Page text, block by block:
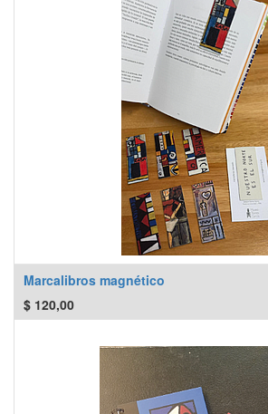
Marcalibros magnético
$ 120,00